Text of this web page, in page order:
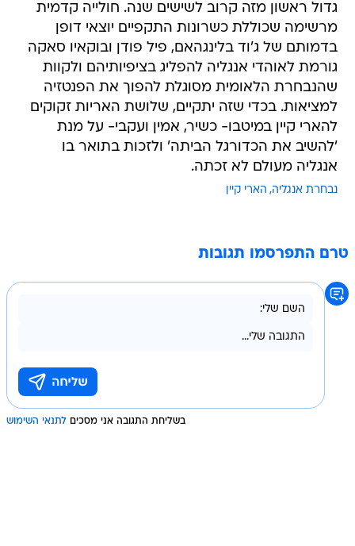
גדול ראשון מזה קרוב לשישים שנה. חולייה קדמית
מרשימה שכוללת כשרונות התקפיים יוצאי דופן
בדמותם של ג'וד בלינגהאם, פיל פודן ובוקאיו סאקה
גורמת לאוהדי אנגליה להפליג בציפיותיהם ולקוות
שהנבחרת הלאומית מסוגלת להפוך את הפנטזיה
למציאות. בכדי שזה יתקיים, שלושת האריות זקוקים
להארי קיין במיטבו- כשיר, אמין ועקבי- על מנת
'להשיב את הכדורגל הביתה' ולזכות בתואר בו
אנגליה מעולם לא זכתה.
נבחרת אנגליה הארי קיין
טרם התפרסמו תגובות
בשליחת התגובה אני מסכים לתנאי השימוש